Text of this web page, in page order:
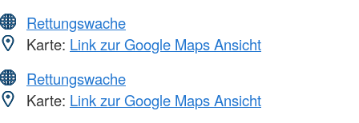
Rettungswache
Karte: Link zur Google Maps Ansicht
Rettungswache
Karte: Link zur Google Maps Ansicht